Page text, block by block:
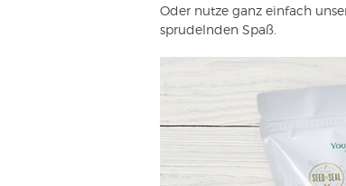
Oder nutze ganz einfach
sprudelnden Spaß.